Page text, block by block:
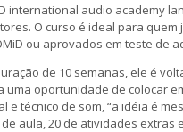
international audio academy
O curso é ideal para
ou aprovados em teste de
de 10 semanas, ele é
uma oportunidade de colocar
e técnico de som, “a idéia é
aula, 20 de atividades extras